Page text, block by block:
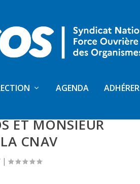
AGENDA ADHÉRER
ET MONSIEUR
CNAV
|